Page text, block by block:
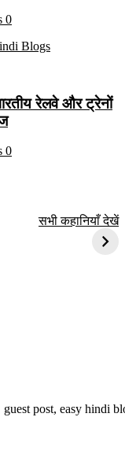
0
रेलवे और ट्रेनों
0
ऐतिहासिक स्थान
सभी कहानियाँ देखें